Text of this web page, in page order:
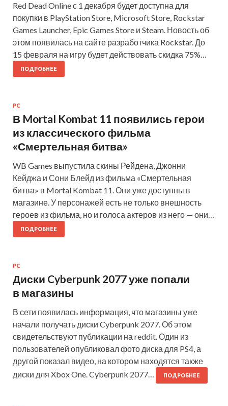
Red Dead Online с 1 декабря будет доступна для
покупки в PlayStation Store, Microsoft Store, Rockstar
Games Launcher, Epic Games Store и Steam. Новость об
этом появилась на сайте разработчика Rockstar. До
15 февраля на игру будет действовать скидка 75%…
ПОДРОБНЕЕ
PC
В Mortal Kombat 11 появились герои
из классического фильма
«Смертельная битва»
WB Games выпустила скины Рейдена, Джонни
Кейджа и Сони Блейд из фильма «Смертельная
битва» в Mortal Kombat 11. Они уже доступны в
магазине. У персонажей есть не только внешность
героев из фильма, но и голоса актеров из него — они…
ПОДРОБНЕЕ
PC
Диски Cyberpunk 2077 уже попали
в магазины
В сети появилась информация, что магазины уже
начали получать диски Cyberpunk 2077. Об этом
свидетельствуют публикации на reddit. Один из
пользователей опубликовал фото диска для PS4, а
другой показал видео, на котором находятся также
диски для Xbox One. Cyberpunk 2077…
ПОДРОБНЕЕ